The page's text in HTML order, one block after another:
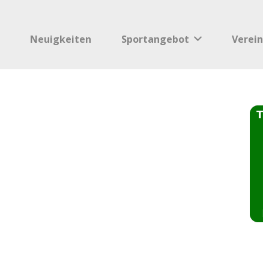
Neuigkeiten Sportangebot Verein